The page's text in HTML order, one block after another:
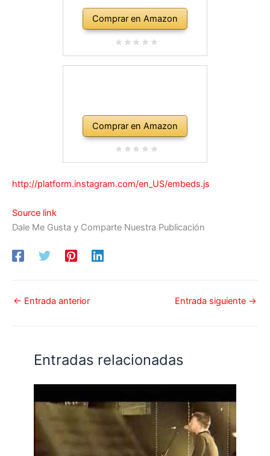
Comprar en Amazon
Comprar en Amazon
http://platform.instagram.com/en_US/embeds.js
Source link
Dale Me Gusta y Comparte Nuestra Publicación
← Entrada anterior Entrada siguiente →
Entradas relacionadas